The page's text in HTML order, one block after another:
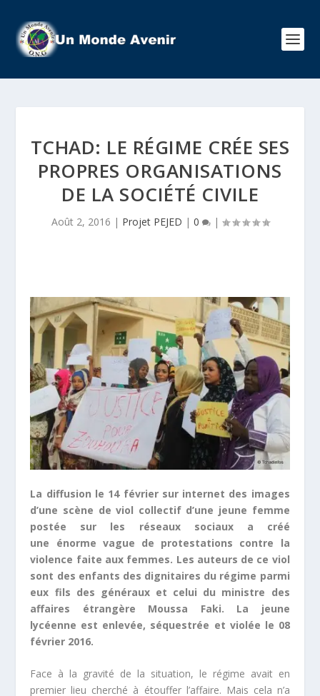
TCHAD: LE RÉGIME CRÉE SES
PROPRES ORGANISATIONS
DE LA SOCIÉTÉ CIVILE
Août 2, 2016 | Projet PEJED | 0 |
La diffusion le 14 février sur internet des images
d’une scène de viol collectif d’une jeune femme
postée sur les réseaux sociaux a créé
une énorme vague de protestations contre la
violence faite aux femmes. Les auteurs de ce viol
sont des enfants des dignitaires du régime parmi
eux fils des généraux et celui du ministre des
affaires étrangère Moussa Faki. La jeune
lycéenne est enlevée, séquestrée et violée le 08
février 2016.
Face à la gravité de la situation, le régime avait en
premier lieu cherché à étouffer l’affaire. Mais cela n’a